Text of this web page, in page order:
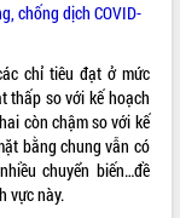
chống dịch COVID-
chỉ tiêu đạt ở mức
thấp so với kế hoạch
còn chậm so với kế
bằng chung vẫn có
chuyển biến…đề
vực này.